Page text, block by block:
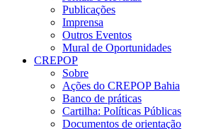
Publicações
Imprensa
Outros Eventos
Mural de Oportunidades
CREPOP
Sobre
Ações do CREPOP Bahia
Banco de práticas
Cartilha: Políticas Públicas
Documentos de orientação